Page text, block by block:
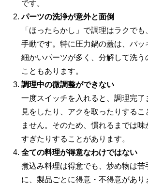
です。
パーツの洗浄が意外と面倒
「ほったらかし」で調理はラクで
手動です。特に圧力鍋の蓋は、パッ
細かいパーツが多く、分解して洗う
こともあります。
調理中の微調整ができない
一度スイッチを入れると、調理完了
見をしたり、アクを取ったりするこ
ません。そのため、慣れるまでは
すぎたりすることがあります。
全ての料理が得意なわけではない
煮込み料理は得意でも、炒め物は苦
に、製品ごとに得意・不得意があり